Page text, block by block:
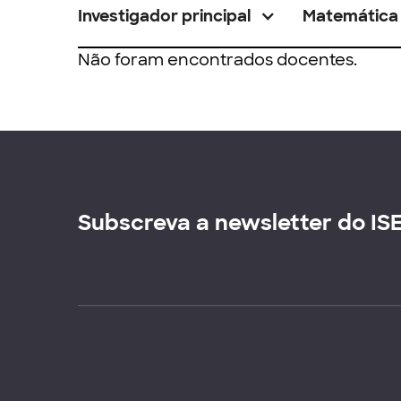
Investigador principal Matemática
Não foram encontrados docentes.
Subscreva a newsletter do